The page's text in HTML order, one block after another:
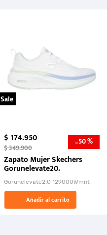
Sale
$174.950
$349.900 -50 %
Zapato Mujer Skechers
Gorunelevate20.
Gorunelevate2.0 129000Wmnt
Añadir al carrito